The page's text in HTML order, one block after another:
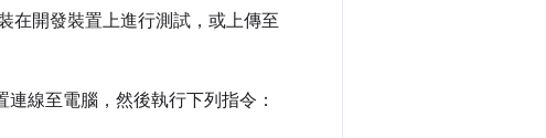
在開發裝置上進行測試，或上傳至
線至電腦，然後執行下列指令：